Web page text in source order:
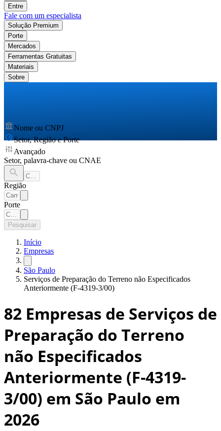
Entre
Fale com um especialista
Solução Premium
Porte
Mercados
Ferramentas Gratuitas
Materiais
Sobre
Nome ou CNPJ
Setor, Região e Porte
Avançado
Setor, palavra-chave ou CNAE
Região
Porte
Pesquisar
Início
Empresas
São Paulo
Serviços de Preparação do Terreno não Especificados
Anteriormente (F-4319-3/00)
82 Empresas de Serviços de
Preparação do Terreno
não Especificados
Anteriormente (F-4319-
3/00) em São Paulo em
2026